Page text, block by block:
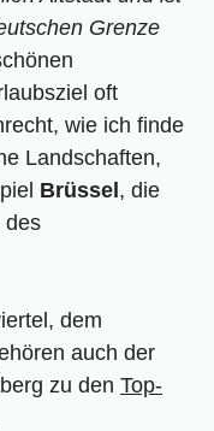
Grenze
oft
wie ich finde
Landschaften,
Brüssel, die
des
dem
auch der
zu den Top-